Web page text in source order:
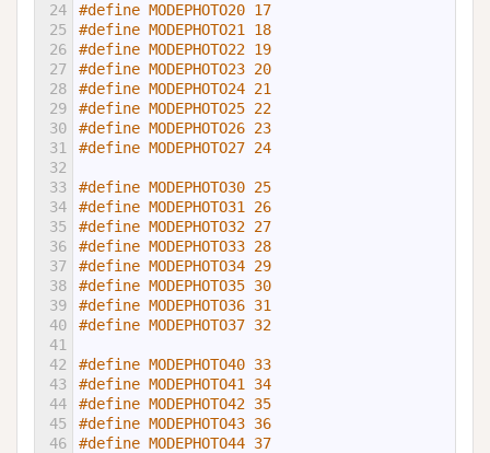
24
25
26
27
28
29
30
31
32
33
34
35
36
37
38
39
40
41
42
43
44
45
46
#define MODEPHOTO20 17
#define MODEPHOTO21 18
#define MODEPHOTO22 19
#define MODEPHOTO23 20
#define MODEPHOTO24 21
#define MODEPHOTO25 22
#define MODEPHOTO26 23
#define MODEPHOTO27 24
#define MODEPHOTO30 25
#define MODEPHOTO31 26
#define MODEPHOTO32 27
#define MODEPHOTO33 28
#define MODEPHOTO34 29
#define MODEPHOTO35 30
#define MODEPHOTO36 31
#define MODEPHOTO37 32
#define MODEPHOTO40 33
#define MODEPHOTO41 34
#define MODEPHOTO42 35
#define MODEPHOTO43 36
#define MODEPHOTO44 37